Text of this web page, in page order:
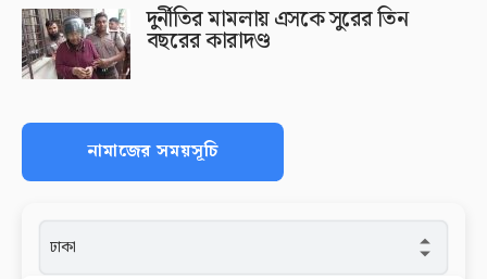
দুর্নীতির মামলায় এসকে সুরের তিন
বছরের কারাদণ্ড
নামাজের সময়সূচি